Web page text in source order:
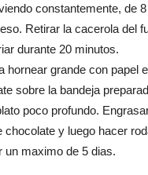
constantemente, de
Retirar la cacerola del
durante 20 minutos.
hornear grande con
sobre la bandeja
poco profundo.
chocolate y luego hacer
un maximo de 5 dias.